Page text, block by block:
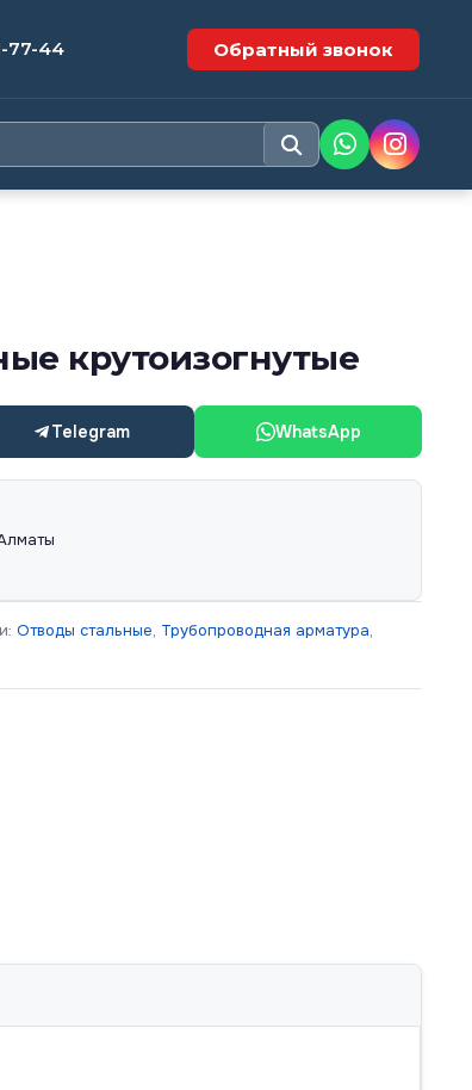
77-44 Обратный звонок
крутоизогнутые
Telegram WhatsApp
Отводы стальные, Трубопроводная арматура,